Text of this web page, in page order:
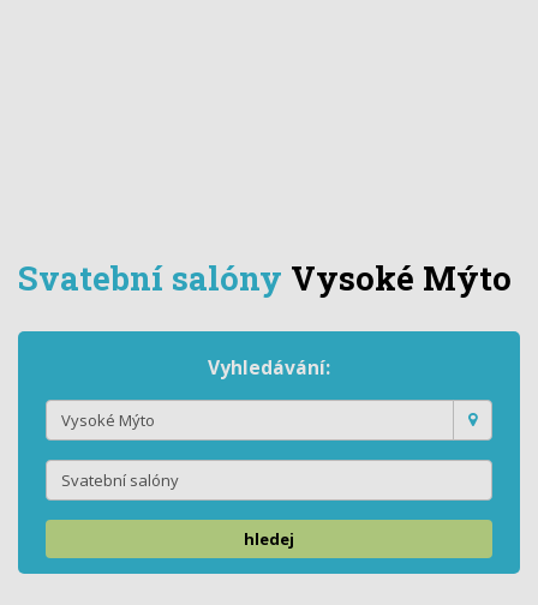
Svatební salóny Vysoké Mýto
Vyhledávání:
hledej